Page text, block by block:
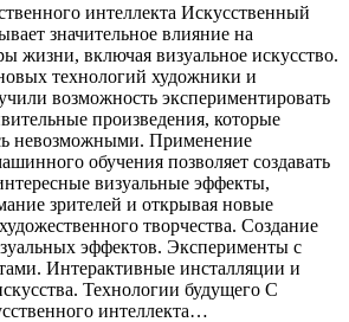
интеллекта Искусственный
значительное влияние на
жизни, включая визуальное искусство.
технологий художники и
возможность экспериментировать
произведения, которые
невозможными. Применение
обучения позволяет создавать
визуальные эффекты,
зрителей и открывая новые
творчества. Создание
эффектов. Эксперименты с
Интерактивные инсталляции и
Технологии будущего С
интеллекта…